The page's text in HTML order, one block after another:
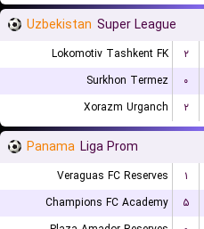
Uzbekistan Super League
Lokomotiv Tashkent FK ۲
Surkhon Termez
۰
Xorazm Urganch
۲
Panama Liga Prom
Veraguas FC Reserves ۱
Champions FC Academy
۵